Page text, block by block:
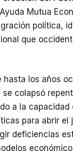
Mutua
política,
que
hasta los años
colapsó
a la capacidad
para abrir el
deficiencias